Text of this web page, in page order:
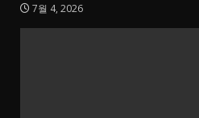
7월 4, 2026